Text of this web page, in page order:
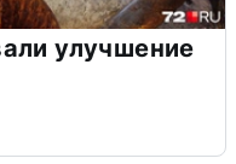
улучшение